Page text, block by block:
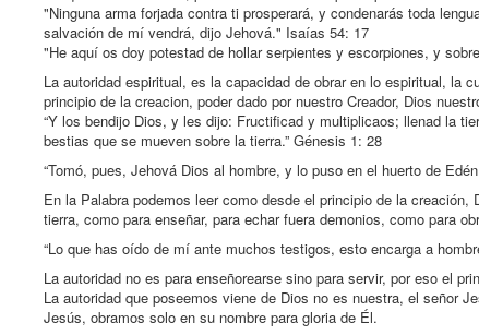
"Ninguna arma forjada contra ti prosperará, y condenarás toda
salvación de mí vendrá, dijo Jehová." Isaías 54: 17
"He aquí os doy potestad de hollar serpientes y escorpiones, y
La autoridad espiritual, es la capacidad de obrar en lo espiritual, la
principio de la creacion, poder dado por nuestro Creador, Dios
“Y los bendijo Dios, y les dijo: Fructificad y multiplicaos; llenad la
bestias que se mueven sobre la tierra.” Génesis 1: 28
“Tomó, pues, Jehová Dios al hombre, y lo puso en el huerto de
En la Palabra podemos leer como desde el principio de la
tierra, como para enseñar, para echar fuera demonios, como para
“Lo que has oído de mí ante muchos testigos, esto encarga a
La autoridad no es para enseñorearse sino para servir, por eso el
La autoridad que poseemos viene de Dios no es nuestra, el señor
Jesús, obramos solo en su nombre para gloria de Él.